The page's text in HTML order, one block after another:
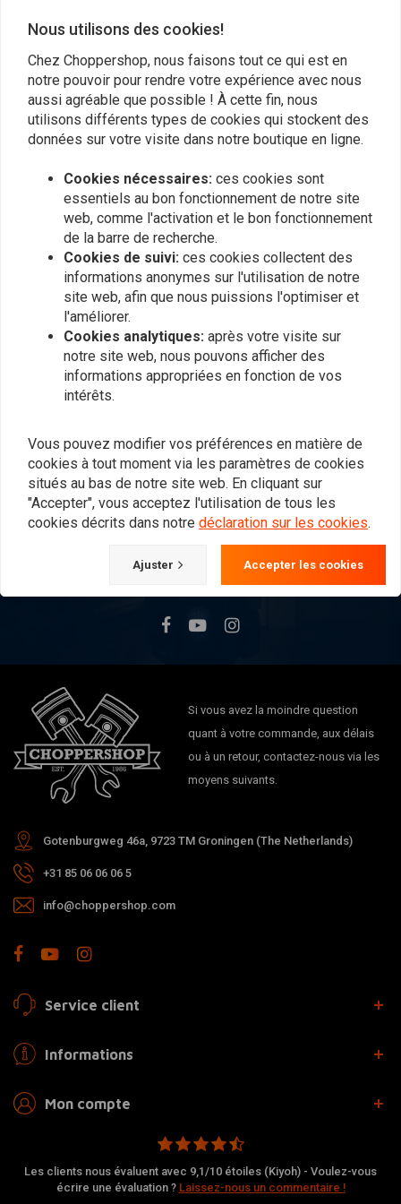
Filtre à essence en verre
de haute qualité de 8MM
de carburant 6MM
€1,94
Les plus vus
Vous voulez vous tenir au courant ?
S'abonner
Si vous avez la moindre question
quant à votre commande, aux délais
ou à un retour, contactez-nous via les
moyens suivants.
Gotenburgweg 46a, 9723 TM Groningen (The Netherlands)
+31 85 06 06 06 5
info@choppershop.com
Service client
Informations
Mon compte
Les clients nous évaluent avec 9,1/10 étoiles (Kiyoh) - Voulez-vous
écrire une évaluation ? Laissez-nous un commentaire !
Nous utilisons des cookies!
Chez Choppershop, nous faisons tout ce qui est en
notre pouvoir pour rendre votre expérience avec nous
aussi agréable que possible ! À cette fin, nous
utilisons différents types de cookies qui stockent des
données sur votre visite dans notre boutique en ligne.
Cookies nécessaires: ces cookies sont
essentiels au bon fonctionnement de notre site
web, comme l'activation et le bon fonctionnement
de la barre de recherche.
Cookies de suivi: ces cookies collectent des
informations anonymes sur l'utilisation de notre
site web, afin que nous puissions l'optimiser et
l'améliorer.
Cookies analytiques: après votre visite sur
notre site web, nous pouvons afficher des
informations appropriées en fonction de vos
intérêts.
Vous pouvez modifier vos préférences en matière de
cookies à tout moment via les paramètres de cookies
situés au bas de notre site web. En cliquant sur
"Accepter", vous acceptez l'utilisation de tous les
cookies décrits dans notre déclaration sur les cookies.
Ajuster Accepter les cookies